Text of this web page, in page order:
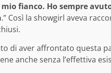
fianco. Ho sempre
.” Così la showgirl aveva
di aver affrontato questa
anche senza l’effettiva